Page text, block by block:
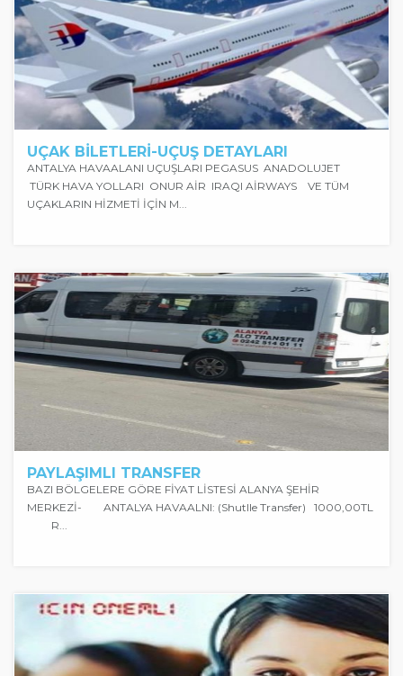
UÇAK BİLETLERİ-UÇUŞ DETAYLARI
ANTALYA HAVAALANI UÇUŞLARI PEGASUS ANADOLUJET
TÜRK HAVA YOLLARI ONUR AİR IRAQI AİRWAYS VE TÜM
UÇAKLARIN HİZMETİ İÇİN M...
PAYLAŞIMLI TRANSFER
BAZI BÖLGELERE GÖRE FİYAT LİSTESİ ALANYA ŞEHİR
MERKEZİ- ANTALYA HAVAALNI: (Shutlle Transfer) 1000,00TL
R...